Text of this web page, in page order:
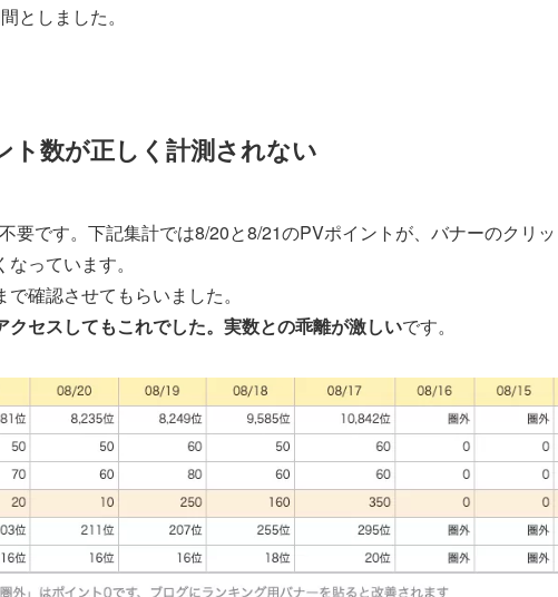
としました。
ト数が正しく計測されない
要です。下記集計では8/20と8/21のPVポイントが、バナーのクリッ
っています。
確認させてもらいました。
セスしてもこれでした。実数との乖離が激しいです。